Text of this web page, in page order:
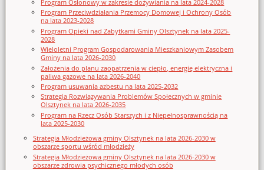
Program Osłonowy w zakresie dożywiania na lata 2024-2028
Program Przeciwdziałania Przemocy Domowej i Ochrony Osób
na lata 2023-2028
Program Opieki nad Zabytkami Gminy Olsztynek na lata 2025-
2028
Wieloletni Program Gospodarowania Mieszkaniowym Zasobem
Gminy na lata 2026-2030
Założenia do planu zaopatrzenia w ciepło, energię elektryczna i
paliwa gazowe na lata 2026-2040
Program usuwania azbestu na lata 2025-2032
Strategia Rozwiązywania Problemów Społecznych w gminie
Olsztynek na lata 2026-2035
Program na Rzecz Osób Starszych i z Niepełnosprawnością na
lata 2025-2030
Strategia Młodzieżowa gminy Olsztynek na lata 2026-2030 w
obszarze sportu wśród młodzieży
Strategia Młodzieżowa gminy Olsztynek na lata 2026-2030 w
obszarze zdrowia psychicznego młodych osób